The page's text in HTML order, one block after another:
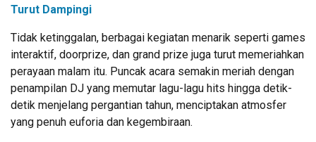
Turut Dampingi
Tidak ketinggalan, berbagai kegiatan menarik seperti games
interaktif, doorprize, dan grand prize juga turut memeriahkan
perayaan malam itu. Puncak acara semakin meriah dengan
penampilan DJ yang memutar lagu-lagu hits hingga detik-
detik menjelang pergantian tahun, menciptakan atmosfer
yang penuh euforia dan kegembiraan.